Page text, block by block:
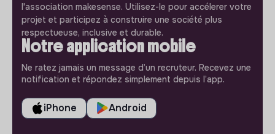
l'association makesense. Utilisez-le pour accélerer votre
projet et participez à construire une société plus
respectueuse, inclusive et durable.
Notre application mobile
Ne ratez jamais un message d’un recruteur. Recevez une
notification et répondez simplement depuis l’app.
iPhone Android